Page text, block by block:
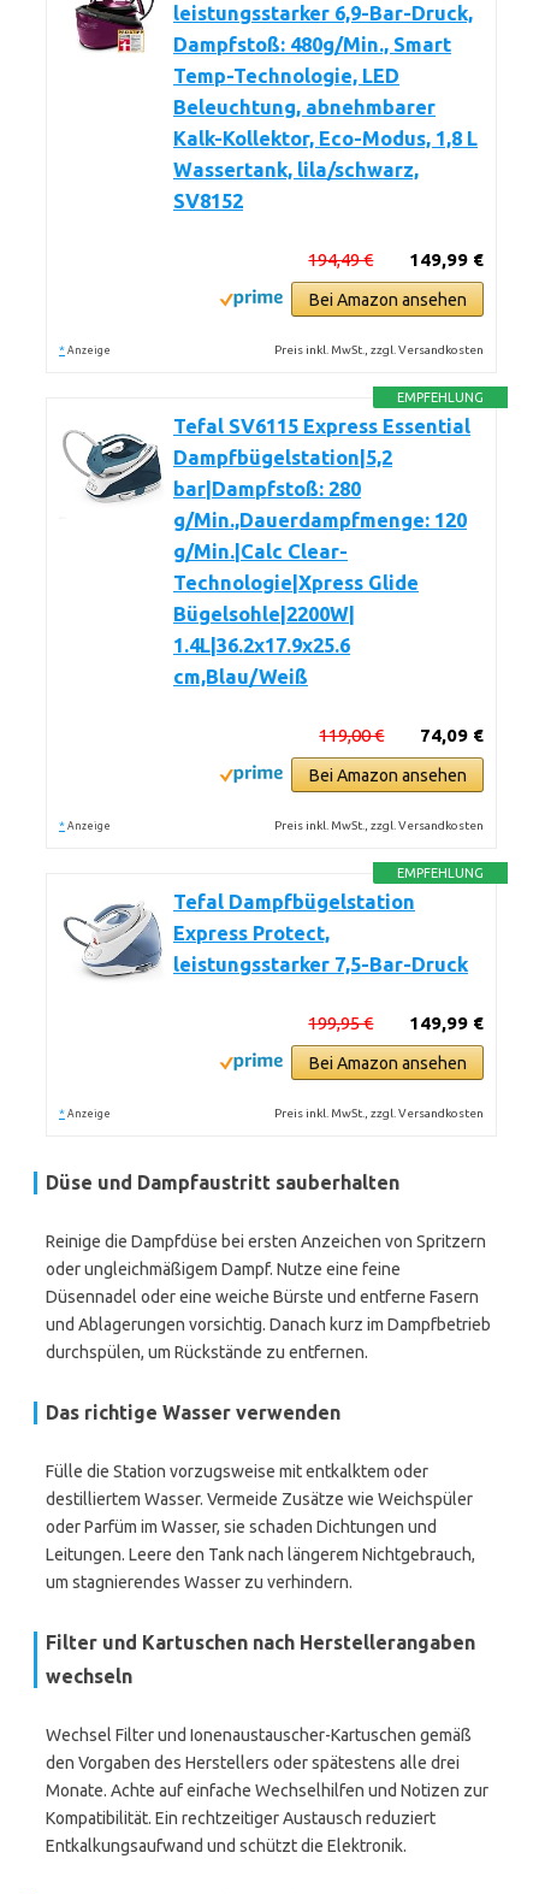
leistungsstarker 6,9-Bar-Druck,
Dampfstoß: 480g/Min., Smart
Temp-Technologie, LED
Beleuchtung, abnehmbarer
Kalk-Kollektor, Eco-Modus, 1,8 L
Wassertank, lila/schwarz,
SV8152
149,99 €
194,49 €
Bei Amazon ansehen
* Anzeige Preis inkl. MwSt., zzgl. Versandkosten
EMPFEHLUNG
Tefal SV6115 Express Essential
Dampfbügelstation|5,2
bar|Dampfstoß: 280
g/Min.,Dauerdampfmenge: 120
g/Min.|Calc Clear-
Technologie|Xpress Glide
Bügelsohle|2200W|
1.4L|36.2x17.9x25.6
cm,Blau/Weiß
74,09 €
119,00 €
Bei Amazon ansehen
* Anzeige Preis inkl. MwSt., zzgl. Versandkosten
EMPFEHLUNG
Tefal Dampfbügelstation
Express Protect,
leistungsstarker 7,5-Bar-Druck
149,99 €
199,95 €
Bei Amazon ansehen
* Anzeige Preis inkl. MwSt., zzgl. Versandkosten
Düse und Dampfaustritt sauberhalten
Reinige die Dampfdüse bei ersten Anzeichen von Spritzern
oder ungleichmäßigem Dampf. Nutze eine feine
Düsennadel oder eine weiche Bürste und entferne Fasern
und Ablagerungen vorsichtig. Danach kurz im Dampfbetrieb
durchspülen, um Rückstände zu entfernen.
Das richtige Wasser verwenden
Fülle die Station vorzugsweise mit entkalktem oder
destilliertem Wasser. Vermeide Zusätze wie Weichspüler
oder Parfüm im Wasser, sie schaden Dichtungen und
Leitungen. Leere den Tank nach längerem Nichtgebrauch,
um stagnierendes Wasser zu verhindern.
Filter und Kartuschen nach Herstellerangaben
wechseln
Wechsel Filter und Ionenaustauscher-Kartuschen gemäß
den Vorgaben des Herstellers oder spätestens alle drei
Monate. Achte auf einfache Wechselhilfen und Notizen zur
Kompatibilität. Ein rechtzeitiger Austausch reduziert
Entkalkungsaufwand und schützt die Elektronik.